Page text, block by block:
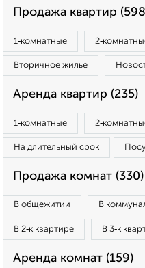
Продажа квартир
1‑комнатные
Вторичное жилье
Аренда квартир (235)
1‑комнатные
На длительный срок
Продажа комнат (330)
В общежитии В
В 2‑к квартире В 3‑к
Аренда комнат (159)